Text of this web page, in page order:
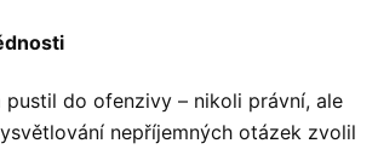
pustil do ofenzivy – nikoli právní, ale
nepříjemných otázek zvolil